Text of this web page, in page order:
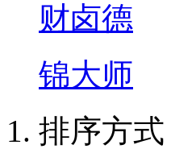
财卤德
锦大师
排序方式